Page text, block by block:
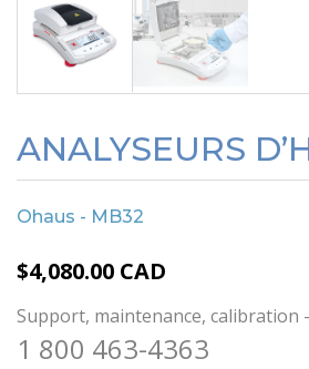
ANALYSEURS
Ohaus - MB32
$4,080.00 CAD
Support, maintenance, calibration
1 800 463-4363